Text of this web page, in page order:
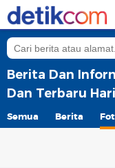
Berita Dan
Dan Terbaru
Semua Berita